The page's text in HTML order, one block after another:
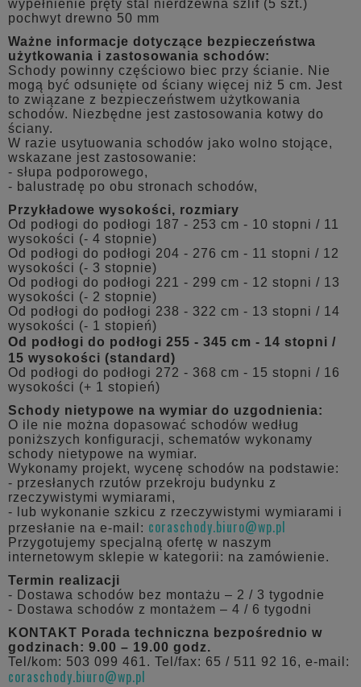
wypełnienie pręty stal nierdzewna szlif (5 szt.)
pochwyt drewno 50 mm
Ważne informacje dotyczące bezpieczeństwa
użytkowania i zastosowania schodów:
Schody powinny częściowo biec przy ścianie. Nie
mogą być odsunięte od ściany więcej niż 5 cm. Jest
to związane z bezpieczeństwem użytkowania
schodów. Niezbędne jest zastosowania kotwy do
ściany.
W razie usytuowania schodów jako wolno stojące,
wskazane jest zastosowanie:
- słupa podporowego,
- balustradę po obu stronach schodów,
Przykładowe wysokości, rozmiary
Od podłogi do podłogi 187 - 253 cm - 10 stopni / 11
wysokości (- 4 stopnie)
Od podłogi do podłogi 204 - 276 cm - 11 stopni / 12
wysokości (- 3 stopnie)
Od podłogi do podłogi 221 - 299 cm - 12 stopni / 13
wysokości (- 2 stopnie)
Od podłogi do podłogi 238 - 322 cm - 13 stopni / 14
wysokości (- 1 stopień)
Od podłogi do podłogi 255 - 345 cm - 14 stopni /
15 wysokości (standard)
Od podłogi do podłogi 272 - 368 cm - 15 stopni / 16
wysokości (+ 1 stopień)
Schody nietypowe na wymiar do uzgodnienia:
O ile nie można dopasować schodów według
poniższych konfiguracji, schematów wykonamy
schody nietypowe na wymiar.
Wykonamy projekt, wycenę schodów na podstawie:
- przesłanych rzutów przekroju budynku z
rzeczywistymi wymiarami,
- lub wykonanie szkicu z rzeczywistymi wymiarami i
przesłanie na e-mail: coraschody.biuro@wp.pl
Przygotujemy specjalną ofertę w naszym
internetowym sklepie w kategorii: na zamówienie.
Termin realizacji
- Dostawa schodów bez montażu – 2 / 3 tygodnie
- Dostawa schodów z montażem – 4 / 6 tygodni
KONTAKT Porada techniczna bezpośrednio w
godzinach: 9.00 – 19.00 godz.
Tel/kom: 503 099 461. Tel/fax: 65 / 511 92 16, e-mail:
coraschody.biuro@wp.pl